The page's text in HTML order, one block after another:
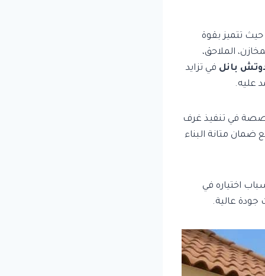
تتميز بقوة
الملاحق،
بانل في تزايد
عليه.
في تنفيذ غرف
ضمان متانة البناء
اختياره في
عالية.